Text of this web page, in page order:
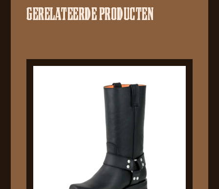
GERELATEERDE PRODUCTEN